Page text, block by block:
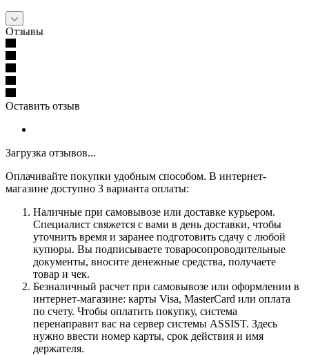
Отзывы
Оставить отзыв
Загрузка отзывов...
Оплачивайте покупки удобным способом. В интернет-
магазине доступно 3 варианта оплаты:
Наличные при самовывозе или доставке курьером.
Специалист свяжется с вами в день доставки, чтобы
уточнить время и заранее подготовить сдачу с любой
купюры. Вы подписываете товаросопроводительные
документы, вносите денежные средства, получаете
товар и чек.
Безналичный расчет при самовывозе или оформлении в
интернет-магазине: карты Visa, MasterCard или оплата
по счету. Чтобы оплатить покупку, система
перенаправит вас на сервер системы ASSIST. Здесь
нужно ввести номер карты, срок действия и имя
держателя.